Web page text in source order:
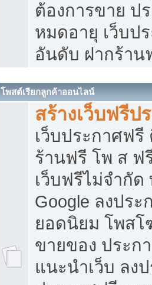
ต้องการขาย ป
หมดอายุ เว็บป
อันดับ ฝากร้าน
โพสต์เรียกลูกค้าออนไลน์
สร้างเว็บฟรีป
เว็บประกาศฟ
ร้านฟรี โพ ส ฟ
เว็บฟรีไม่จำกัด
Google ลงประ
ยอดนิยม โพส
ขายของ ประก
แนะนำเว็บ ลง